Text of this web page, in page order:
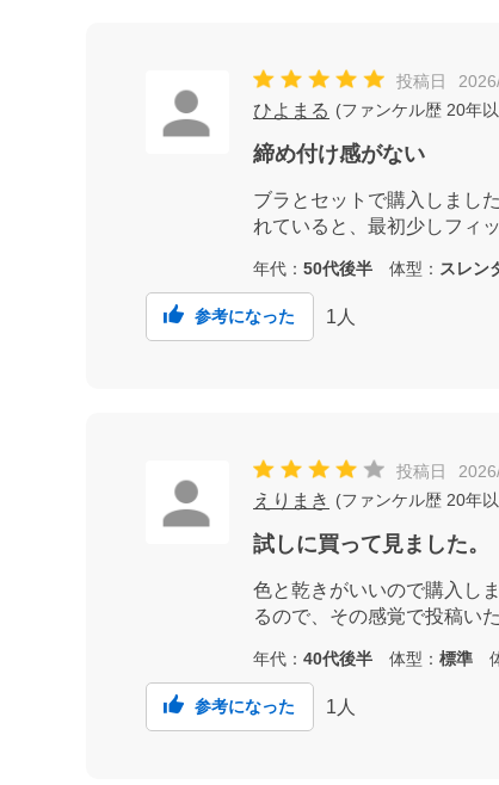
投稿日
ひよまる (ファンケル歴 20年
締め付け感がない
ブラとセットで購入しまし
れていると、最初少しフィ
年代： 50代後半 体型： スレン
参考になった 1 人
投稿日
えりまき (ファンケル歴 20年
試しに買って見ました。
色と乾きがいいので購入し
るので、その感覚で投稿い
年代： 40代後半 体型： 標準
参考になった 1 人